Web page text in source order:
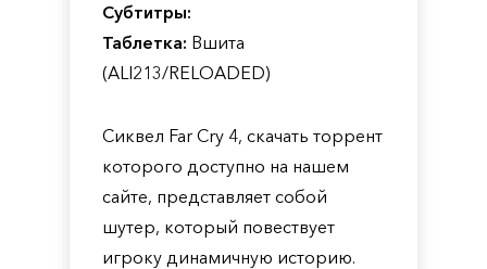
Субтитры:
Таблетка: Вшита
(ALI213/RELOADED)
Сиквел Far Cry 4, скачать торрент
которого доступно на нашем
сайте, представляет собой
шутер, который повествует
игроку динамичную историю.